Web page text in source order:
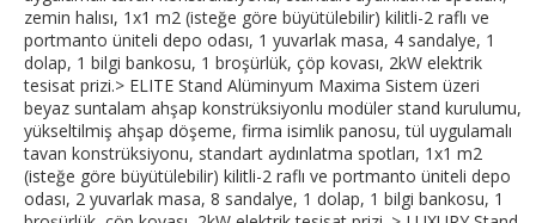
zemin halısı, 1x1 m2 (isteğe göre büyütülebilir) kilitli-2 raflı ve
portmanto üniteli depo odası, 1 yuvarlak masa, 4 sandalye, 1
dolap, 1 bilgi bankosu, 1 broşürlük, çöp kovası, 2kW elektrik
tesisat prizi.> ELITE Stand Alüminyum Maxima Sistem üzeri
beyaz suntalam ahşap konstrüksiyonlu modüler stand kurulumu,
yükseltilmiş ahşap döşeme, firma isimlik panosu, tül uygulamalı
tavan konstrüksiyonu, standart aydınlatma spotları, 1x1 m2
(isteğe göre büyütülebilir) kilitli-2 raflı ve portmanto üniteli depo
odası, 2 yuvarlak masa, 8 sandalye, 1 dolap, 1 bilgi bankosu, 1